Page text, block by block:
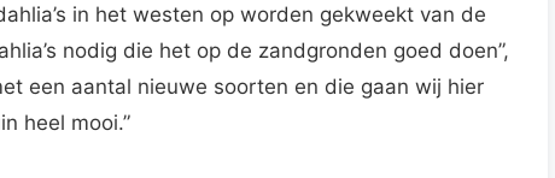
in het westen op worden gekweekt van de
nodig die het op de zandgronden goed doen”,
een aantal nieuwe soorten en die gaan wij hier
heel mooi.”